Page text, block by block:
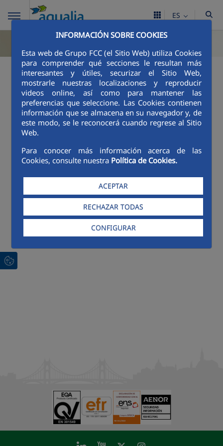
INFORMACIÓN SOBRE COOKIES
Esta web de Grupo FCC (el Sitio Web) utiliza Cookies
para comprender qué secciones le resultan más
interesantes y útiles, securizar el Sitio Web,
mostrarle nuestras localizaciones y reproducir
videos online, así como para mantener las
preferencias que seleccione. Las Cookies contienen
información que se almacena en su navegador y, de
este modo, se le reconocerá cuando regrese al Sitio
Web.
Para conocer más información acerca de las
Cookies, consulte nuestra Política de Cookies.
ACEPTAR
RECHAZAR TODAS
CONFIGURAR
ES